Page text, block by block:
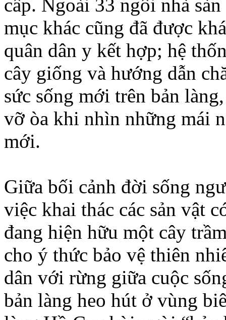
cấp. Ngoài 33 ngôi nhà
mục khác cũng đã được
quân dân y kết hợp; hệ
cây giống và hướng dẫn
sức sống mới trên bản
vỡ òa khi nhìn những mái
mới.
Giữa bối cảnh đời sống
việc khai thác các sản vật
đang hiện hữu một cây
cho ý thức bảo vệ thiên
dân với rừng giữa cuộc
bản làng heo hút ở vùng